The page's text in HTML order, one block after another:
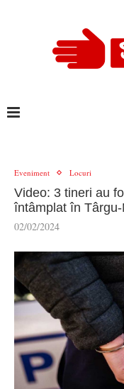
Eveniment Locuri
Video: 3 tineri au
întâmplat în
02/02/2024